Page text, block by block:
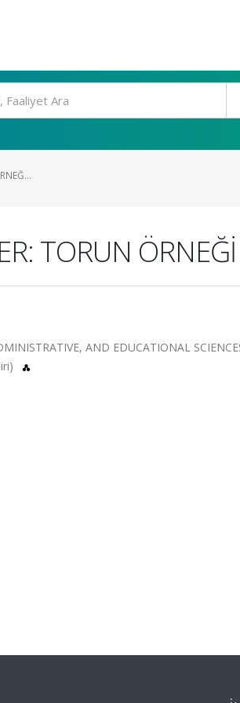
TORUN ÖRNEĞİ
AND EDUCATIONAL